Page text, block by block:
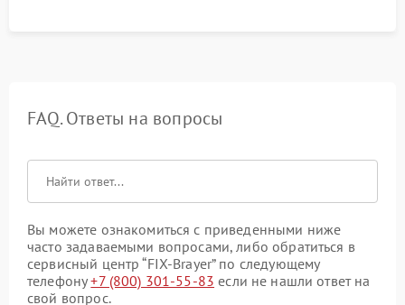
FAQ. Ответы на вопросы
Вы можете ознакомиться с приведенными ниже
часто задаваемыми вопросами, либо обратиться в
сервисный центр “FIX-Brayer” по следующему
телефону+7 (800) 301-55-83 если не нашли ответ на
свой вопрос.